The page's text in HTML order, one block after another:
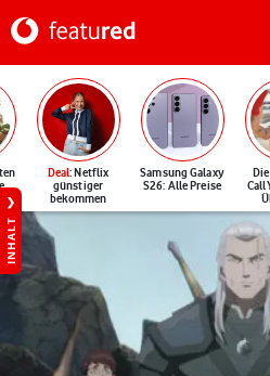
Deal: Netflix
günstiger
bekommen
Samsung Galaxy
S26: Alle Preise
INHALT